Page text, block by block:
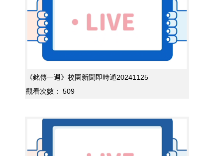
《銘傳一週》校園新聞即時通20241125
觀看次數：
509